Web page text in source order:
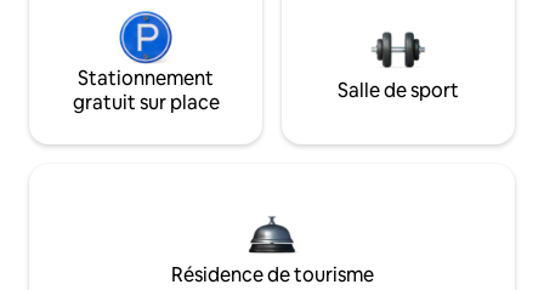
Stationnement
gratuit sur place
Salle de sport
Résidence de tourisme